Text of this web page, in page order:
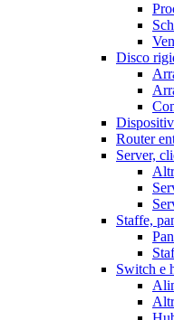
Disco
Router
Server,
Staffe,
Switch e